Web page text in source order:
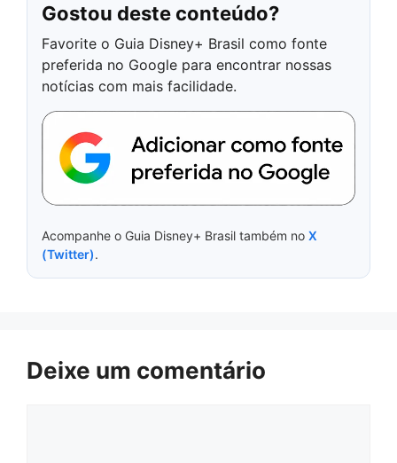
Gostou deste conteúdo?
Favorite o Guia Disney+ Brasil como fonte
preferida no Google para encontrar nossas
notícias com mais facilidade.
Acompanhe o Guia Disney+ Brasil também no X
(Twitter).
Deixe um comentário